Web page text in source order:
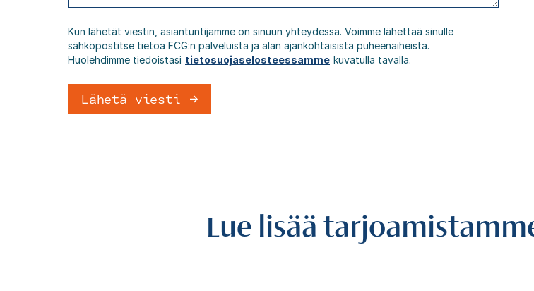
Kun lähetät viestin, asiantuntijamme on sinuun yhteydessä. Voimme lähettää sinulle
sähköpostitse tietoa FCG:n palveluista ja alan ajankohtaisista puheenaiheista.
Huolehdimme tiedoistasi tietosuojaselosteessamme kuvatulla tavalla.
Lue lisää